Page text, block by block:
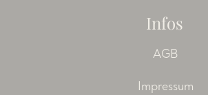
Infos
AGB
Impressum